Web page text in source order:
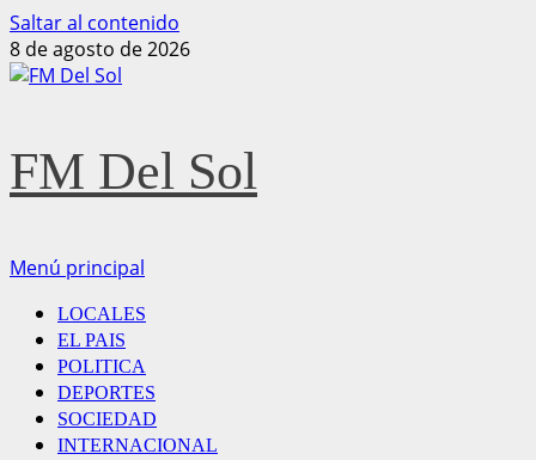
Saltar al contenido
8 de agosto de 2026
FM Del Sol
Menú principal
LOCALES
EL PAIS
POLITICA
DEPORTES
SOCIEDAD
INTERNACIONAL